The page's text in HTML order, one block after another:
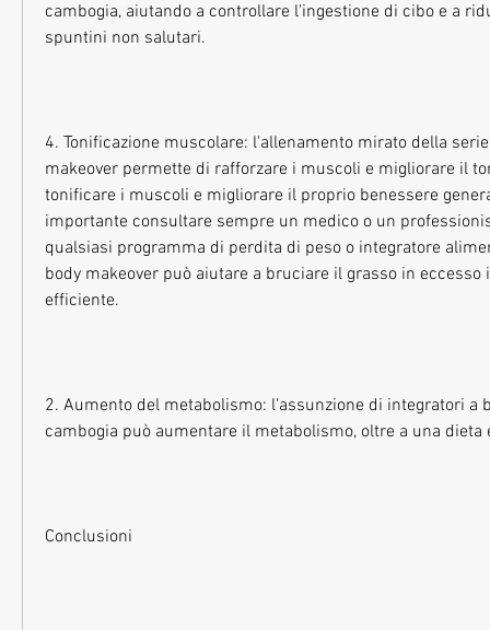
cambogia, aiutando a controllare l'ingestione di cibo e a
spuntini non salutari.
4. Tonificazione muscolare: l'allenamento mirato della
makeover permette di rafforzare i muscoli e migliorare il
tonificare i muscoli e migliorare il proprio benessere
importante consultare sempre un medico o un
qualsiasi programma di perdita di peso o integratore
body makeover può aiutare a bruciare il grasso in eccesso
efficiente.
2. Aumento del metabolismo: l'assunzione di integratori a
cambogia può aumentare il metabolismo, oltre a una
Conclusioni